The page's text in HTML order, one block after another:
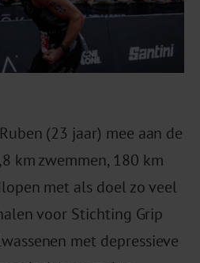
(23 jaar) mee aan de
km zwemmen, 180 km
met als doel zo veel
voor Stichting Grip
met depressieve